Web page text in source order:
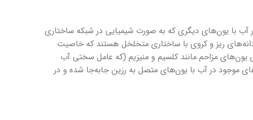
آب با یون‌های دیگری که به صورت شیمیایی در شبکه ساختاری
ریز و کروی با ساختاری متخلخل هستند که خاصیت
مزاحم مانند کلسیم و منیزیم (که عامل سختی آب
موجود در آب با یون‌های متصل به رزین جابه‌جا شده و در